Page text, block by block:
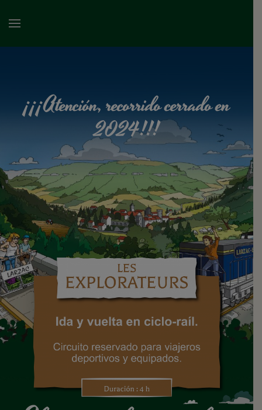
¡¡¡Atención, recorrido cerrado en
2024!!!